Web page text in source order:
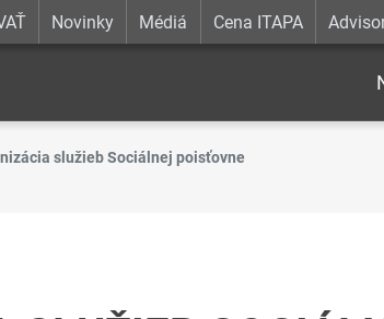
Novinky Médiá Cena ITAPA
služieb Sociálnej poisťovne